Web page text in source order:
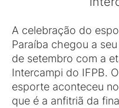
A celebração do
Paraíba chegou a
de setembro com a
Intercampi do IFPB.
esporte aconteceu
que é a anfitriã da